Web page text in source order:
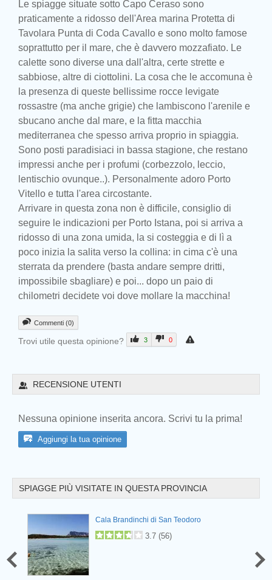
Le spiagge situate sotto Capo Ceraso sono
praticamente a ridosso dell'Area marina Protetta di
Tavolara Punta di Coda Cavallo e sono molto famose
soprattutto per il mare, che è davvero mozzafiato. Le
calette sono diverse una dall'altra, certe strette e
sabbiose, altre di ciottolini. La cosa che le accomuna è
la presenza di queste bellissime rocce levigate
rossastre (ma anche grigie) che lambiscono l'arenile e
sbucano anche dal mare, e la fitta macchia
mediterranea che spesso arriva proprio in spiaggia.
Sono posti paradisiaci in bassa stagione, che restano
impressi anche per i profumi (corbezzolo, leccio,
lentischio ovunque..). Personalmente adoro Porto
Vitello e tutta l'area circostante.
Arrivare in questa zona non è difficile, consiglio di
seguire le indicazioni per Porto Istana, poi si arriva a
ridosso di una zona umida, la si costeggia e di lì a
poco inizia la salita verso la collina: in cima c'è una
sterrata da prendere (basta andare sempre dritti,
impossibile sbagliare) e poi... dopo un paio di
chilometri decidete voi dove mollare la macchina!
Commenti (0)
Trovi utile questa opinione? 3 0
RECENSIONE UTENTI
Nessuna opinione inserita ancora. Scrivi tu la prima!
Aggiungi la tua opinione
SPIAGGE PIÙ VISITATE IN QUESTA PROVINCIA
Cala Brandinchi di San Teodoro
3.7 (56)